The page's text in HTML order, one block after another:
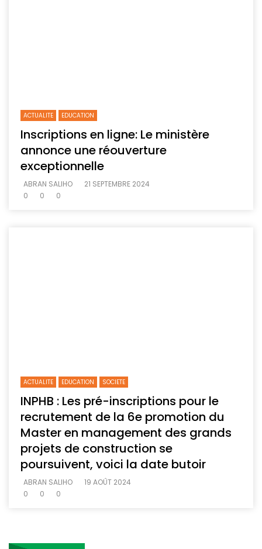
ACTUALITE EDUCATION
Inscriptions en ligne: Le ministère
annonce une réouverture
exceptionnelle
ABRAN SALIHO
21 SEPTEMBRE 2024
0
0 0
ACTUALITE EDUCATION SOCIETE
INPHB : Les pré-inscriptions pour le
recrutement de la 6e promotion du
Master en management des grands
projets de construction se
poursuivent, voici la date butoir
ABRAN SALIHO
19 AOÛT 2024
0
0 0